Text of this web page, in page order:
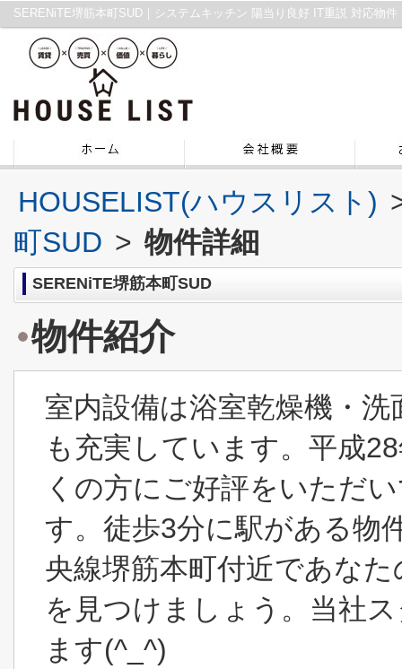
HOUSELIST(ハウスリスト)
町SUD > 物件詳細
SERENiTE堺筋本町SUD
物件紹介
室内設備は浴室乾燥機・
も充実しています。平成
くの方にご好評をいただ
す。徒歩3分に駅がある物
央線堺筋本町付近であな
を見つけましょう。当社
ます(^_^)